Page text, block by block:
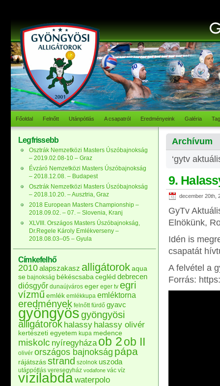
Főoldal Felnőtt Utánpótlás A csapatról Eredményeink Galéria
Archívum
‘gytv
9.
december 20th,
GyTv
Elnökünk,
Idén is
csapatát
A felvétel a
Forrás:
Legfrissebb
Osztrák Nemzetközi Masters Úszóbajnokság
– 2019.02.08-10 – Graz
Évzáró Nemzetközi Masters Úszóbajnokság
– 2018.12.08. – Budapest
Osztrák Nemzetközi Masters Úszóbajnokság
– 2018.10.20. – Ausztria, Graz
2018 European Masters Championship –
2018.09.02. – 07. – Slovenia, Kranj
XLVIII. Országos Masters Úszóbajnokság,
Dr.Regele Károly Emlékverseny –
2018.08.03–05 – Gyula
Címkefelhő
2010alapszakasz alligátorokaqua
se bajnokság békéscsaba cegléd debrecen
diósgyőr dunaújváros eger eger tv egri
vízműemlék emlékkupa emléktorna
eredmények felnőtt fürdő gyavc
gyöngyösgyöngyösi
alligátorok halassy halassy olivér
kertészeti egyetem kupa medence
miskolc nyíregyháza ob 2ob II
olivér országos bajnokság pápa
rájátszás strand szolnok uszoda
utánpótlás veresegyház vodafone vác víz
vízilabdawaterpolo